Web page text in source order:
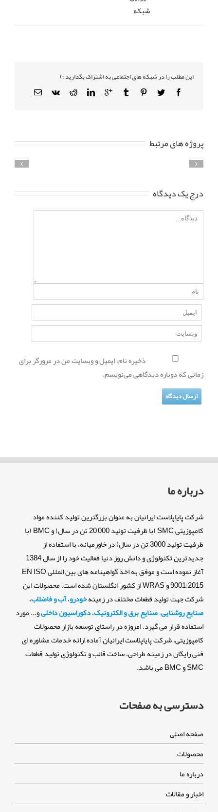
شبکه
این مطلب را در شبکه های اجتماعی به اشتراک بگذارید :)
پروژه های مرتبط
درج یک دیدگاه
ذخیره نام، ایمیل و وبسایت من در مرورگر برای
زمانی که دوباره دیدگاهی می‌نویسم.
درباره ما
شرکت پایاپلاست ایرانیان به عنوان بزرگترین تولید کننده مواد
کامپوزیتی SMC (با ظرفیت تولید 20,000 تن در سال) و BMC (با
ظرفیت تولید 3000 تن در سال) در خاورمیانه، با استفاده از
جدیدترین تکنولوژی و دانش روز دنیا فعالیت خود را از سال 1384
آغاز نموده است و موفق به اخذ گواهینامه های بین المللی EN ISO
9001:2015 و WRAS از کشور انگلستان شده است. محصولات این
شرکت جهت تولید قطعات مختلف در زمینهخودرو،آب و فاضلاب،
صنایع روشنایی،صنایع برق و الکترونیک،دکوراسیون داخلیو... مورد
استفاده قرار می گیرد. امروزه در راستای توسعه بازار محصولات
کامپوزیتی، شرکت پایاپلاست ایرانیان آماده ارائه خدمات مشاوره ای
فنی رایگان در زمینه طراحی، ساخت قالب و تکنولوژی تولید قطعات
SMC و BMC می باشد.
دسترسی به صفحات
صفحه اصلی
محصولات
درباره ما
اخبار و مقالات